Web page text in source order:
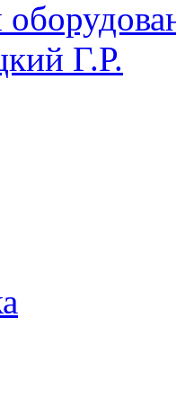
Г.Р.